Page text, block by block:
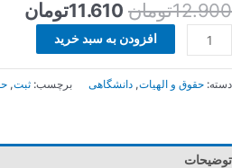
12.900تومان 11.610تومان
افزودن به سبد خرید
دسته: حقوق و الهیات, دانشگاهی برچسب: ثبت,
توضیحات